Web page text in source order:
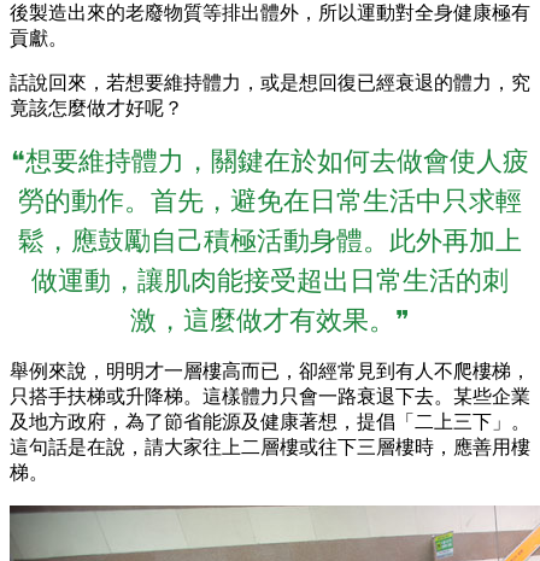
後製造出來的老廢物質等排出體外，所以運動對全身健康極有
貢獻。
話說回來，若想要維持體力，或是想回復已經衰退的體力，究
竟該怎麼做才好呢？
❝想要維持體力，關鍵在於如何去做會使人疲
勞的動作。首先，避免在日常生活中只求輕
鬆，應鼓勵自己積極活動身體。此外再加上
做運動，讓肌肉能接受超出日常生活的刺
激，這麼做才有效果。❞
舉例來說，明明才一層樓高而已，卻經常見到有人不爬樓梯，
只搭手扶梯或升降梯。這樣體力只會一路衰退下去。某些企業
及地方政府，為了節省能源及健康著想，提倡「二上三下」。
這句話是在說，請大家往上二層樓或往下三層樓時，應善用樓
梯。